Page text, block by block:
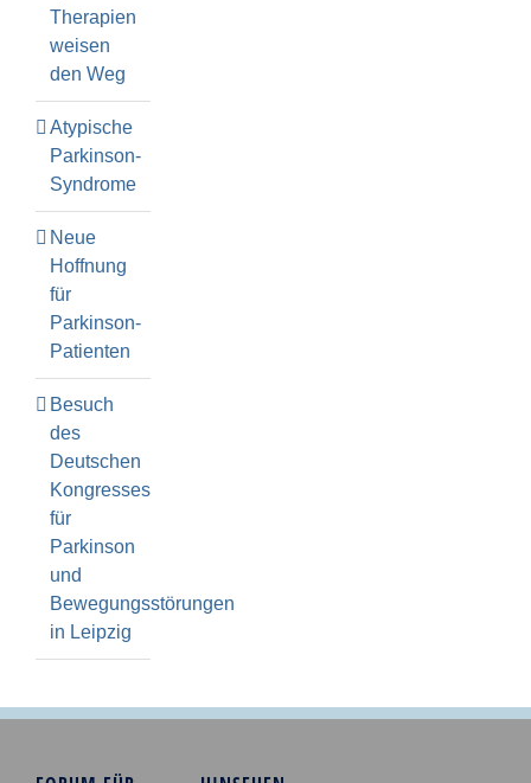
Therapien
weisen
den Weg
Atypische
Parkinson-
Syndrome
Neue
Hoffnung
für
Parkinson-
Patienten
Besuch
des
Deutschen
Kongresses
für
Parkinson
und
Bewegungsstörungen
in Leipzig